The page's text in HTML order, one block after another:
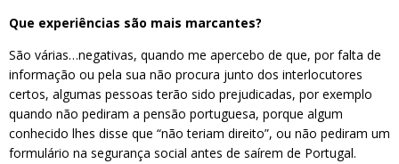
Que experiências são mais marcantes?
São várias…negativas, quando me apercebo de que, por falta de
informação ou pela sua não procura junto dos interlocutores
certos, algumas pessoas terão sido prejudicadas, por exemplo
quando não pediram a pensão portuguesa, porque algum
conhecido lhes disse que “não teriam direito”, ou não pediram um
formulário na segurança social antes de saírem de Portugal.